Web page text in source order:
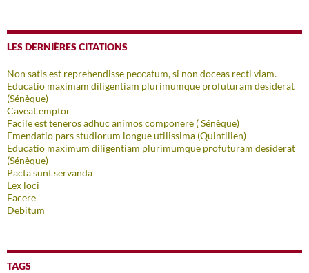
LES DERNIÈRES CITATIONS
Non satis est reprehendisse peccatum, si non doceas recti viam.
Educatio maximam diligentiam plurimumque profuturam desiderat
(Sénèque)
Caveat emptor
Facile est teneros adhuc animos componere ( Sénèque)
Emendatio pars studiorum longue utilissima (Quintilien)
Educatio maximum diligentiam plurimumque profuturam desiderat
(Sénèque)
Pacta sunt servanda
Lex loci
Facere
Debitum
TAGS